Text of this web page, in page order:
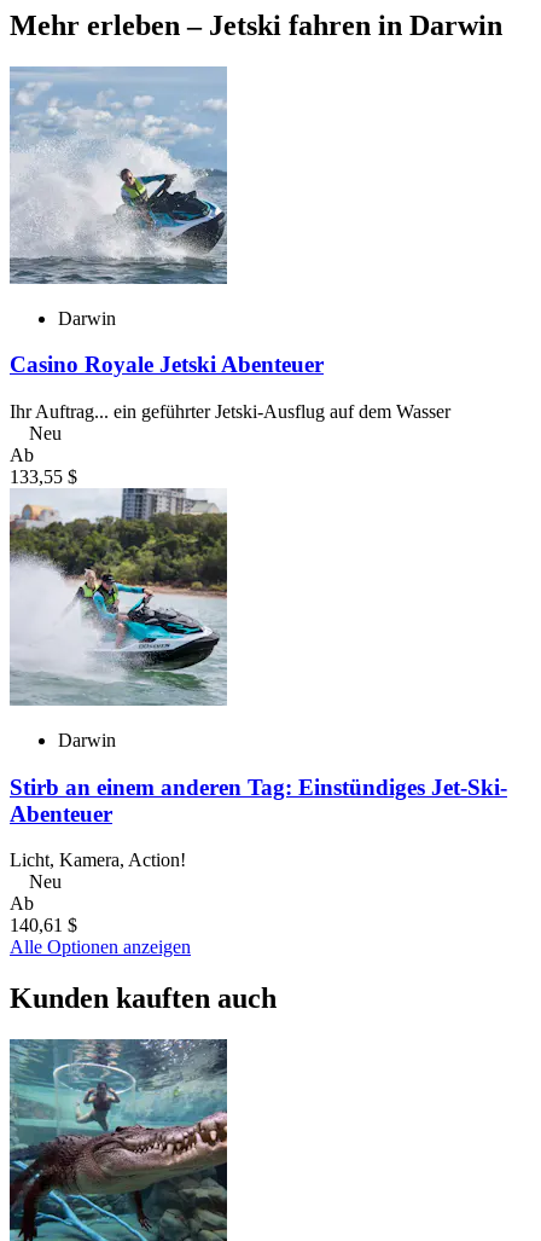
Mehr erleben – Jetski fahren in Darwin
Darwin
Casino Royale Jetski Abenteuer
Ihr Auftrag... ein geführter Jetski-Ausflug auf dem Wasser
Neu
Ab
133,55 $
Darwin
Stirb an einem anderen Tag: Einstündiges Jet-Ski-
Abenteuer
Licht, Kamera, Action!
Neu
Ab
140,61 $
Alle Optionen anzeigen
Kunden kauften auch